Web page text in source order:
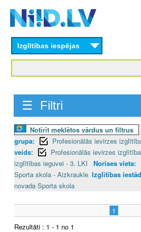
content
Izglītības iespējas
☰ Filtri
Notīrīt meklētos vārdus un filtrus
grupa:
Profesionālās ievirzes
veids:
Profesionālās ievirzes
izglītības ieguvei - 3. LKI
Norises vieta:
Sporta skola - Aizkraukle Izglītības
novada Sporta skola
1
Rezultāti : 1 - 1 no 1